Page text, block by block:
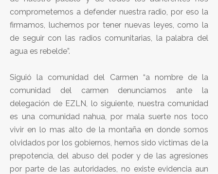
comprometemos a defender nuestra radio, por eso la
firmamos, luchemos por tener nuevas leyes, como la
de seguir con las radios comunitarias, la palabra del
agua es rebelde”.
Siguió la comunidad del Carmen “a nombre de la
comunidad del carmen denunciamos ante la
delegación de EZLN, lo siguiente, nuestra comunidad
es una comunidad nahua, por mala suerte nos toco
vivir en lo mas alto de la montaña en donde somos
olvidados por los gobiernos, hemos sido victimas de la
prepotencia, del abuso del poder y de las agresiones
por parte de las autoridades, no existe evidencia aun